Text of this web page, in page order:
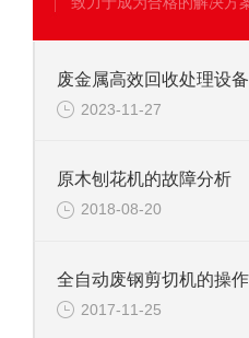
2023-11-27
原木刨花机的故障分析
2018-08-20
全自动废钢剪切机的操
2017-11-25